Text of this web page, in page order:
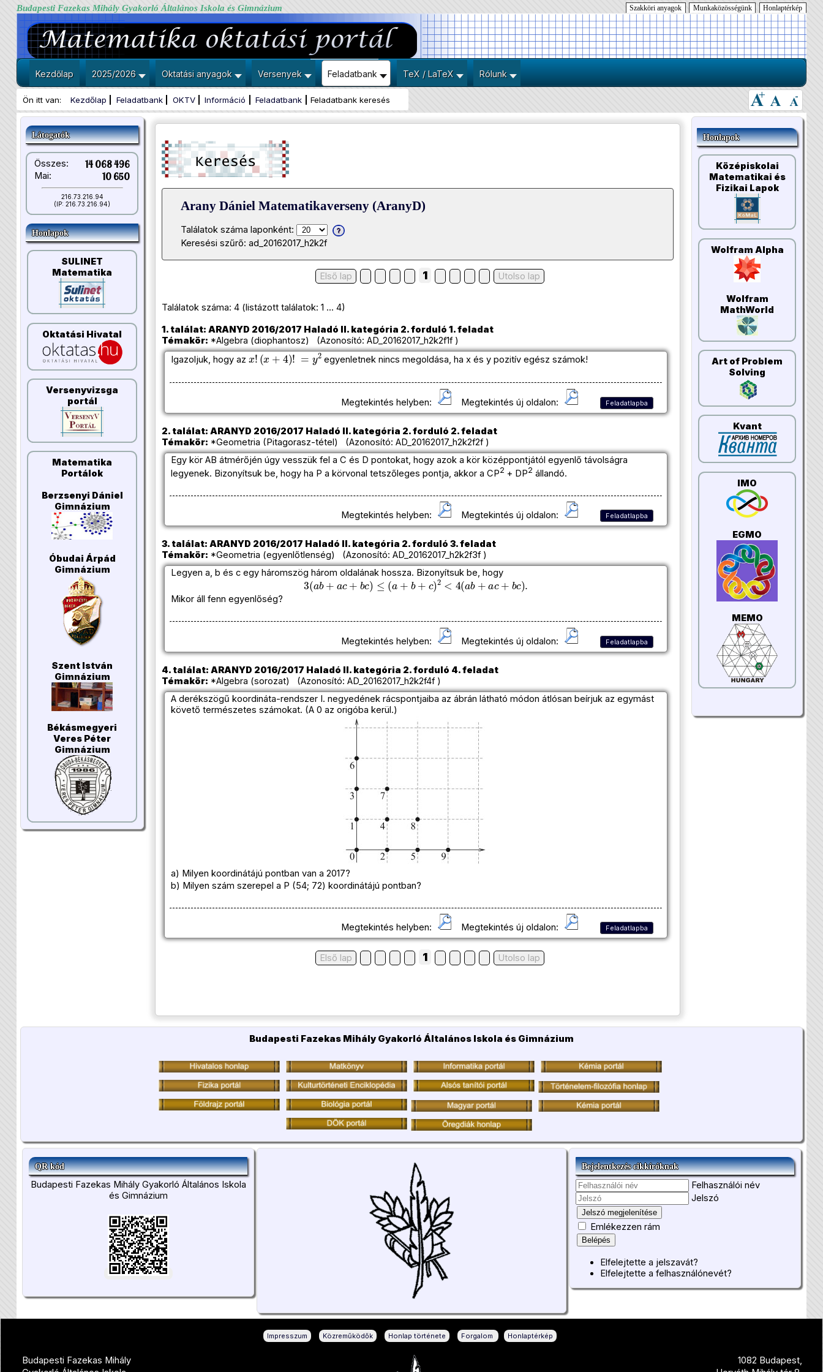
Budapesti Fazekas Mihály Gyakorló Általános Iskola és Gimnázium Honlaptérkép
Munkaközösségünk
Szakköri anyagok
Kezdőlap 2025/2026 Oktatási anyagok Versenyek Feladatbank TeX / LaTeX Rólunk
Ön itt van: Kezdőlap Feladatbank OKTV Információ Feladatbank Feladatbank keresés
Látogatók
Összes: 14 068 496
Mai: 10 650
216.73.216.94
(IP: 216.73.216.94)
Honlapok
SULINET
Matematika
Oktatási Hivatal
Versenyvizsga
portál
Matematika
Portálok
Berzsenyi Dániel
Gimnázium
Óbudai Árpád
Gimnázium
Szent István
Gimnázium
Békásmegyeri
Veres Péter
Gimnázium
Arany Dániel Matematikaverseny (AranyD)
Találatok száma laponként:
Keresési szűrő: ad_20162017_h2k2f
Első lap 1 Utolso lap
Találatok száma: 4 (listázott találatok: 1 ... 4)
1. találat: ARANYD 2016/2017 Haladó II. kategória 2. forduló 1. feladat
Témakör: *Algebra (diophantosz) (Azonosító: AD_20162017_h2k2f1f )
Igazoljuk, hogy az
x!(x+4)! =y2
egyenletnek nincs megoldása, ha x és y pozitív egész számok!
Megtekintés helyben: Megtekintés új oldalon: Feladatlapba
2. találat: ARANYD 2016/2017 Haladó II. kategória 2. forduló 2. feladat
Témakör: *Geometria (Pitagorasz-tétel) (Azonosító: AD_20162017_h2k2f2f )
Egy kör AB átmérőjén úgy vesszük fel a C és D pontokat, hogy azok a kör középpontjától egyenlő távolságra
legyenek. Bizonyítsuk be, hogy ha P a körvonal tetszőleges pontja, akkor a CP2 + DP2 állandó.
Megtekintés helyben: Megtekintés új oldalon: Feladatlapba
3. találat: ARANYD 2016/2017 Haladó II. kategória 2. forduló 3. feladat
Témakör: *Geometria (egyenlőtlenség) (Azonosító: AD_20162017_h2k2f3f )
Legyen a, b és c egy háromszög három oldalának hossza. Bizonyítsuk be, hogy
3 (ab+ac+bc)≤(a+b+c)2<4(ab+ac+ bc).
Mikor áll fenn egyenlőség?
Megtekintés helyben: Megtekintés új oldalon: Feladatlapba
4. találat: ARANYD 2016/2017 Haladó II. kategória 2. forduló 4. feladat
Témakör: *Algebra (sorozat) (Azonosító: AD_20162017_h2k2f4f )
A derékszögű koordináta-rendszer I. negyedének rácspontjaiba az ábrán látható módon átlósan beírjuk az egymást
követő természetes számokat. (A 0 az origóba kerül.)
a) Milyen koordinátájú pontban van a 2017?
b) Milyen szám szerepel a P (54; 72) koordinátájú pontban?
Megtekintés helyben: Megtekintés új oldalon: Feladatlapba
Első lap 1 Utolso lap
Honlapok
Középiskolai
Matematikai és
Fizikai Lapok
Wolfram Alpha
Wolfram
MathWorld
Art of Problem
Solving
Kvant
IMO
EGMO
MEMO
Budapesti Fazekas Mihály Gyakorló Általános Iskola és Gimnázium
QR kód
Budapesti Fazekas Mihály Gyakorló Általános Iskola
és Gimnázium
Bejelentkezés cikkíróknak
Felhasználói név
Jelszó
Jelszó megjelenítése
Emlékezzen rám
Belépés
Elfelejtette a jelszavát?
Elfelejtette a felhasználónevét?
Impresszum | Közreműködők | Honlap története | Forgalom | Honlaptérkép
Budapesti Fazekas Mihály
1082 Budapest,